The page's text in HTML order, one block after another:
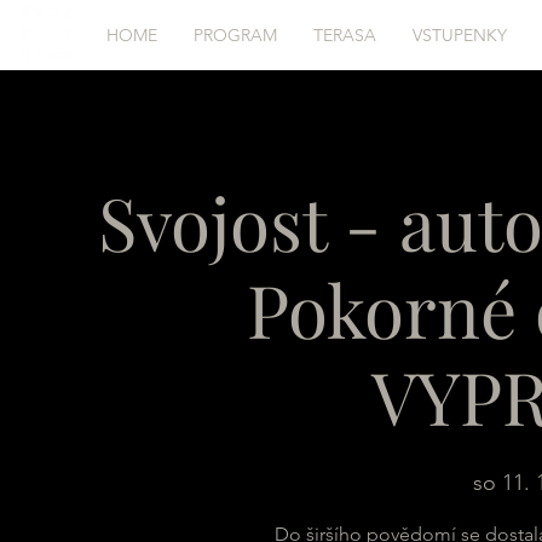
HOME PROGRAM TERASA VSTUPENKY
Svojost -
so 11.
Do širšího povědomí se